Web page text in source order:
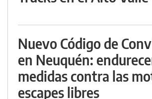
Nuevo Código de
en Neuquén:
medidas contra las
escapes libres